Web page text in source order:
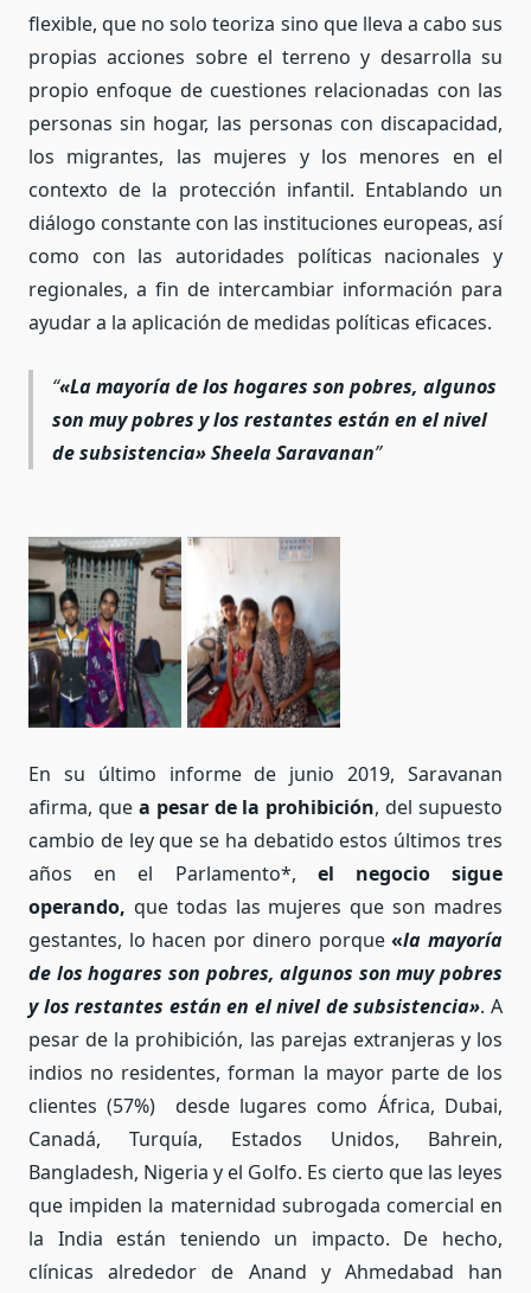
flexible, que no solo teoriza sino que lleva a cabo sus
propias acciones sobre el terreno y desarrolla su
propio enfoque de cuestiones relacionadas con las
personas sin hogar, las personas con discapacidad,
los migrantes, las mujeres y los menores en el
contexto de la protección infantil. Entablando un
diálogo constante con las instituciones europeas, así
como con las autoridades políticas nacionales y
regionales, a fin de intercambiar información para
ayudar a la aplicación de medidas políticas eficaces.
«La mayoría de los hogares son pobres, algunos
son muy pobres y los restantes están en el nivel
de subsistencia» Sheela Saravanan
En su último informe de junio 2019, Saravanan
afirma, que a pesar de la prohibición, del supuesto
cambio de ley que se ha debatido estos últimos tres
años en el Parlamento*, el negocio sigue
operando, que todas las mujeres que son madres
gestantes, lo hacen por dinero porque«la mayoría
de los hogares son pobres, algunos son muy pobres
y los restantes están en el nivel de subsistencia». A
pesar de la prohibición, las parejas extranjeras y los
indios no residentes, forman la mayor parte de los
clientes (57%) desde lugares como África, Dubai,
Canadá, Turquía, Estados Unidos, Bahrein,
Bangladesh, Nigeria y el Golfo. Es cierto que las leyes
que impiden la maternidad subrogada comercial en
la India están teniendo un impacto. De hecho,
clínicas alrededor de Anand y Ahmedabad han